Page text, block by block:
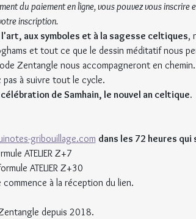
du paiement en ligne, vous pouvez vous
inscription.
l'art, aux symboles et à la sagesse celtiques,
et tout ce que le dessin méditatif nous
Zentangle nous accompagneront en
à suivre tout le cycle.
de Samhain, le nouvel an celtique.
gribouillage.com dans les 72 heures
ATELIER Z+7
ATELIER Z+30
à la réception du lien.
depuis 2018.